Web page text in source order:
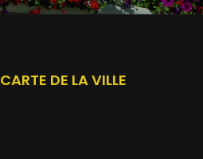
CARTE DE LA VILLE